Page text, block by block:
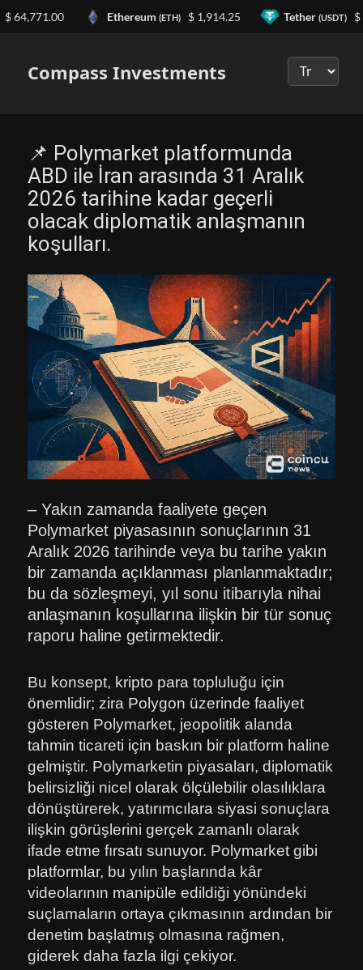
Compass Investments
📌 Polymarket platformunda
ABD ile İran arasında 31 Aralık
2026 tarihine kadar geçerli
olacak diplomatik anlaşmanın
koşulları.
– Yakın zamanda faaliyete geçen
Polymarket piyasasının sonuçlarının 31
Aralık 2026 tarihinde veya bu tarihe yakın
bir zamanda açıklanması planlanmaktadır;
bu da sözleşmeyi, yıl sonu itibarıyla nihai
anlaşmanın koşullarına ilişkin bir tür sonuç
raporu haline getirmektedir.
Bu konsept, kripto para topluluğu için
önemlidir; zira Polygon üzerinde faaliyet
gösteren Polymarket, jeopolitik alanda
tahmin ticareti için baskın bir platform haline
gelmiştir. Polymarketin piyasaları, diplomatik
belirsizliği nicel olarak ölçülebilir olasılıklara
dönüştürerek, yatırımcılara siyasi sonuçlara
ilişkin görüşlerini gerçek zamanlı olarak
ifade etme fırsatı sunuyor. Polymarket gibi
platformlar, bu yılın başlarında kâr
videolarının manipüle edildiği yönündeki
suçlamaların ortaya çıkmasının ardından bir
denetim başlatmış olmasına rağmen,
giderek daha fazla ilgi çekiyor.
Ethereum(ETH) $ 1,914.25 Tether(USDT) $